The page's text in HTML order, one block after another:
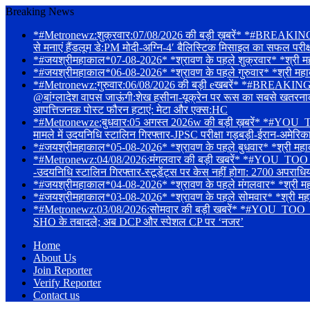
Breaking News
*#Metronewz:शुक्रवार:07/08/2026 की बड़ी ख़बरें*
से मनाएं हैंडलूम डे:PM मोदी-अग्नि-4′ बैलिस्टिक मिसाइल का सफल
*#जयश्रीमहाकाल*07-08-2026* *श्रावण के पहले शुक्रवार* *श्री
*#जयश्रीमहाकाल*06-08-2026* *श्रावण के पहले गुरुवार* *श्री
*#Metronewz:गुरुवार:06/08/2026 की बड़ी eखबरें*
@बांग्लादेश वापस जाऊंगी:शेख हसीना-यूक्रेन पर रूस का सबसे
आपत्तिजनक पोस्ट फौरन हटाएं: मेटा और एक्स:HC
*#Metronewze:बुधवार:05 अगस्त 2026w की बड़ी ख़बरें*
मामले में उदयनिधि स्टालिन गिरफ्तार-JPSC परीक्षा गड़बड़ी-ईरान-
*#जयश्रीमहाकाल*05-08-2026* *श्रावण के पहले बुधवार* *श्री
*#Metronewz:04/08/2026:मंगलवार की बड़ी खबरें*
-उदयनिधि स्टालिन गिरफ्तार-स्टूडेंट्स पर केस नहीं होगा: 2700
*#जयश्रीमहाकाल*04-08-2026* *श्रावण के पहले मंगलवार* *श्री
*#जयश्रीमहाकाल*03-08-2026* *श्रावण के पहले सोमवार* *श्री
*#Metronewz:03/08/2026:सोमवार की बड़ी खबरें*
SHO के तबादले; अब DCP और स्पेशल CP पर ‘नजर’
Home
About Us
Join Reporter
Verify Reporter
Contact us